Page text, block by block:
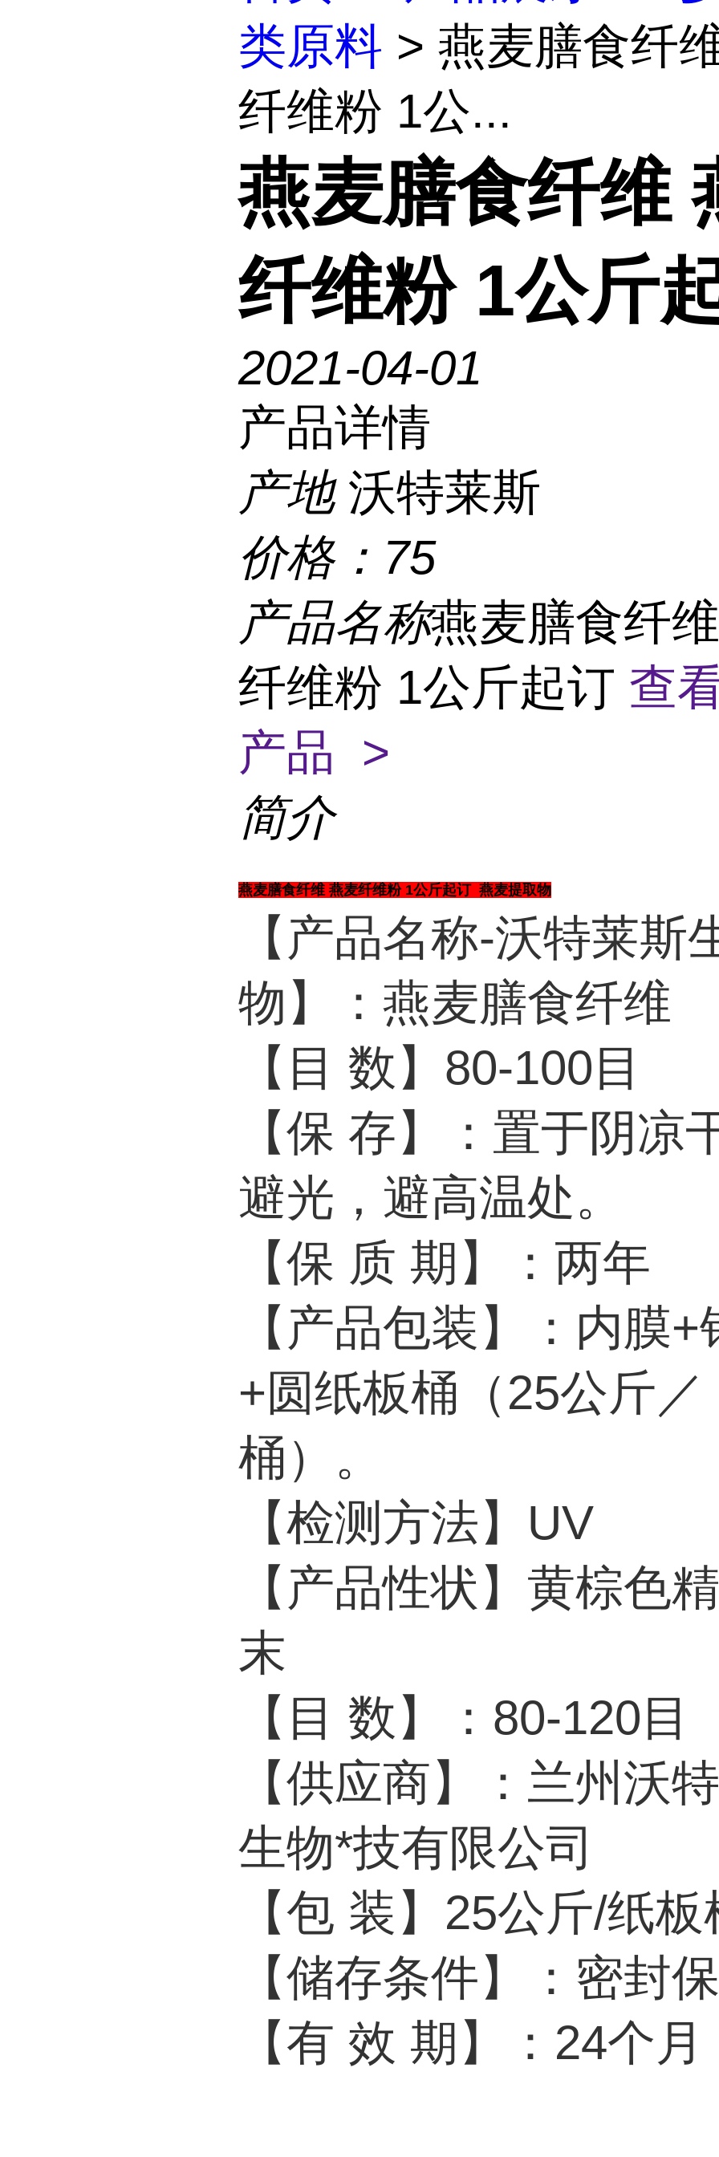
类原料 > 燕麦膳食纤
纤维粉 1公...
燕麦膳食纤维
纤维粉 1公斤
2021-04-01
产品详情
产地 沃特莱斯
价格： 75
产品名称燕麦膳食纤
纤维粉 1公斤起订 查
产品 >
简介
燕麦膳食纤维 燕麦纤维粉 1公斤起订 燕麦提取物
【产品名称-沃特莱斯
物】：燕麦膳食纤维
【目 数】80-100目
【保 存】：置于阴凉
避光，避高温处。
【保 质 期】：两年
【产品包装】：内膜+
+圆纸板桶（25公斤／
桶）。
【检测方法】UV
【产品性状】黄棕色
末
【目 数】：80-120目
【供应商】：兰州沃
生物*技有限公司
【包 装】25公斤/纸板
【储存条件】：密封
【有 效 期】：24个月